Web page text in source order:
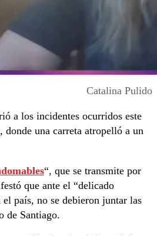
Catalina Pulido
a los incidentes ocurridos este
donde una carreta atropelló a un
“, que se transmite por
que ante el “delicado
el país, no se debieron juntar las
de Santiago.